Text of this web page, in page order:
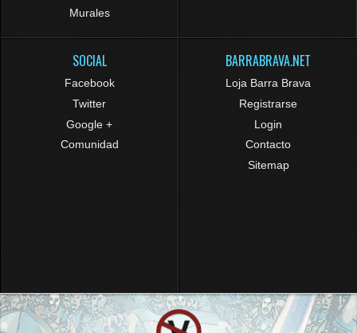
Murales
SOCIAL
Facebook
Twitter
Google +
Comunidad
BARRABRAVA.NET
Loja Barra Brava
Registrarse
Login
Contacto
Sitemap